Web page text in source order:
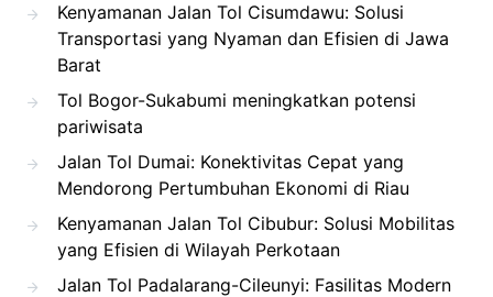
Kenyamanan Jalan Tol Cisumdawu: Solusi
Transportasi yang Nyaman dan Efisien di Jawa
Barat
Tol Bogor-Sukabumi meningkatkan potensi
pariwisata
Jalan Tol Dumai: Konektivitas Cepat yang
Mendorong Pertumbuhan Ekonomi di Riau
Kenyamanan Jalan Tol Cibubur: Solusi Mobilitas
yang Efisien di Wilayah Perkotaan
Jalan Tol Padalarang-Cileunyi: Fasilitas Modern